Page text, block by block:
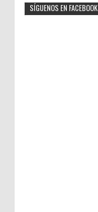
SÍGUENOS EN FACEBOOK